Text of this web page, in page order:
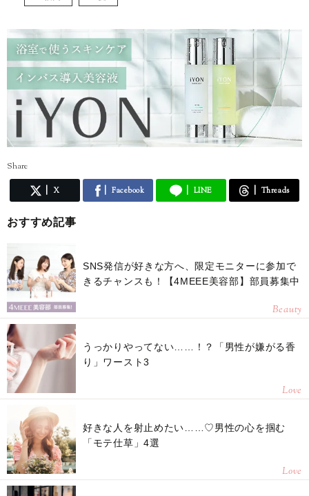
Share
X Facebook LINE Threads
おすすめ記事
SNS発信が好きな方へ、限定モニターに参加で
きるチャンスも！【4MEEE美容部】部員募集中
Beauty
うっかりやってない……！？「男性が嫌がる香
り」ワースト3
Love
好きな人を射止めたい……♡男性の心を掴む
「モテ仕草」4選
Love